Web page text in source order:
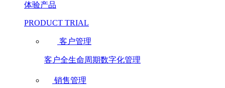
体验产品
PRODUCT TRIAL
客户管理
客户全生命周期数字化管理
销售管理